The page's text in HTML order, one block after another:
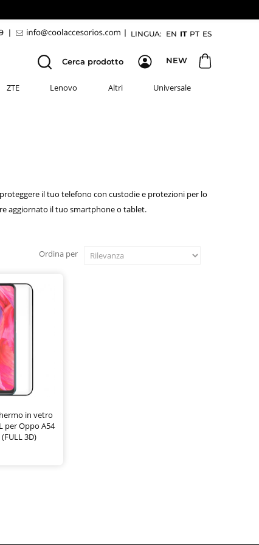
LINGUA: EN IT PT ES
| |
NEW
Cerca prodotto
ZTE Lenovo Altri Universale
il tuo telefono con custodie e protezioni per lo
aggiornato il tuo smartphone o tablet.
Ordina per
in vetro
per Oppo A54
3D)